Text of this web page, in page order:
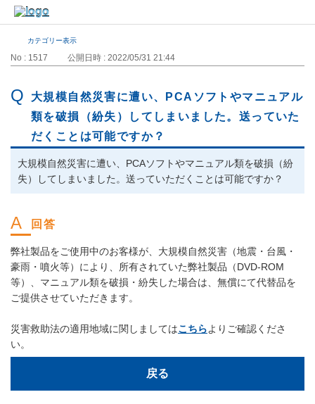
カテゴリー表示
No : 1517 公開日時 : 2022/05/31 21:44
大規模自然災害に遭い、PCAソフトやマニュアル
類を破損（紛失）してしまいました。送っていた
だくことは可能ですか？
大規模自然災害に遭い、PCAソフトやマニュアル類を破損（紛
失）してしまいました。送っていただくことは可能ですか？
弊社製品をご使用中のお客様が、大規模自然災害（地震・台風・
豪雨・噴火等）により、所有されていた弊社製品（DVD-ROM
等）、マニュアル類を破損・紛失した場合は、無償にて代替品を
ご提供させていただきます。
災害救助法の適用地域に関しましてはこちらよりご確認くださ
い。
戻る